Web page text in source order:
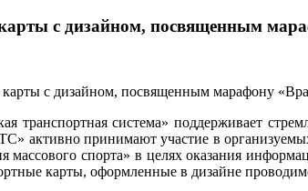
с дизайном, посвященным
транспортная система» поддерживает
активно принимают участие в
массового спорта» в целях оказания
карты, оформленные в дизайне